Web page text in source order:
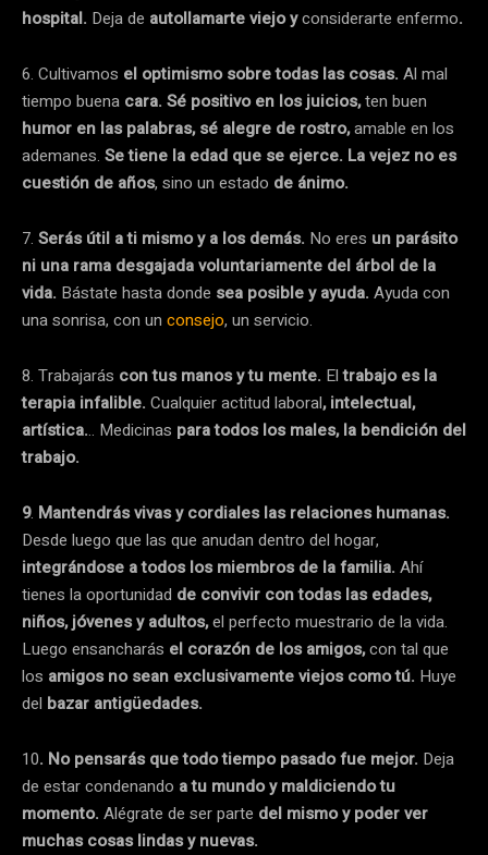
hospital. Deja de autollamarte viejo yconsiderarte enfermo.
6. Cultivamos el optimismo sobre todas las cosas. Al mal
tiempo buena cara. Sé positivo en los juicios,ten buen
humor en las palabras, sé alegre de rostro,amable en los
ademanes. Se tiene la edad que se ejerce. La vejez no es
cuestión de años, sino un estado de ánimo.
7. Serás útil a ti mismo y a los demás. No eres un parásito
ni una rama desgajada voluntariamente del árbol de la
vida. Bástate hasta donde sea posible y ayuda. Ayuda con
una sonrisa, con un consejo, un servicio.
8. Trabajarás con tus manos y tu mente. Eltrabajo es la
terapia infalible. Cualquier actitud laboral, intelectual,
artística... Medicinas para todos los males, la bendición del
trabajo.
9. Mantendrás vivas y cordiales las relaciones humanas.
Desde luego que las que anudan dentro del hogar,
integrándose a todos los miembros de la familia. Ahí
tienes la oportunidad de convivir con todas las edades,
niños, jóvenes y adultos,el perfecto muestrario de la vida.
Luego ensancharás el corazón de los amigos,con tal que
los amigos no sean exclusivamente viejos como tú. Huye
del bazar antigüedades.
10. No pensarás que todo tiempo pasado fue mejor. Deja
de estar condenando a tu mundo y maldiciendo tu
momento. Alégrate de ser parte del mismo y poder ver
muchas cosas lindas y nuevas.